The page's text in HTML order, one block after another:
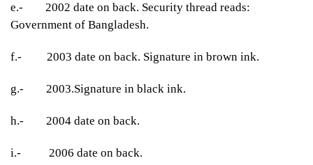
e.-
2002 date on back. Security thread reads:
Government of Bangladesh.
f.- 2003 date on back. Signature in brown ink.
g.- 2003.Signature in black ink.
h.- 2004 date on back.
i.- 2006 date on back.